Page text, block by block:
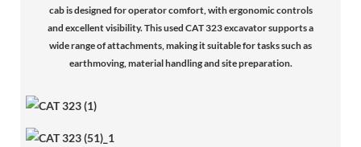
cab is designed for operator comfort, with ergonomic controls
and excellent visibility. This used CAT 323 excavator supports a
wide range of attachments, making it suitable for tasks such as
earthmoving, material handling and site preparation.